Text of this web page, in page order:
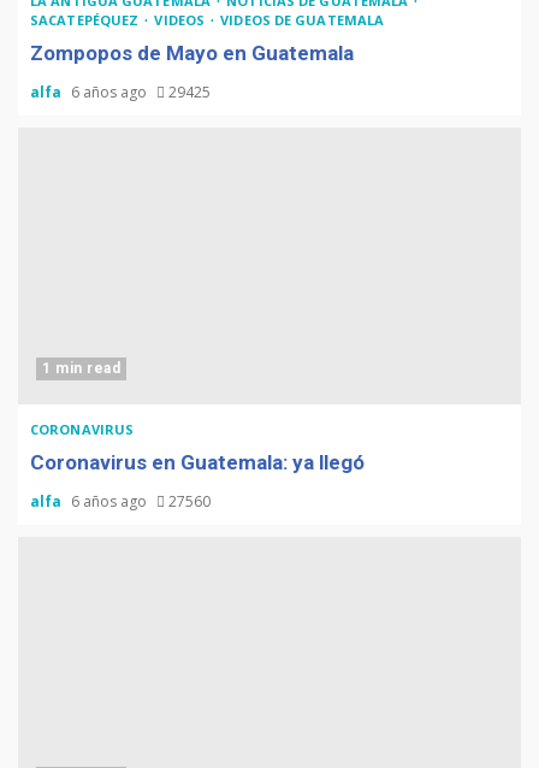
SACATEPÉQUEZ
VIDEOS VIDEOS DE GUATEMALA
Zompopos de Mayo en Guatemala
alfa 6 años ago 29425
1 min read
CORONAVIRUS
Coronavirus en Guatemala: ya llegó
alfa 6 años ago 27560